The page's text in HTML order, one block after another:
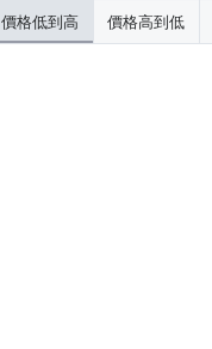
價格低到高 價格高到低